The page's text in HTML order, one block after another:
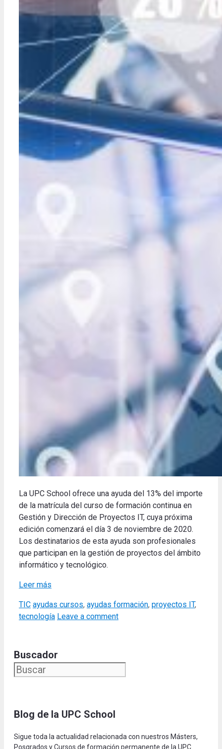
La UPC School ofrece una ayuda del 13% del importe
de la matrícula del curso de formación continua en
Gestión y Dirección de Proyectos IT, cuya próxima
edición comenzará el día 3 de noviembre de 2020.
Los destinatarios de esta ayuda son profesionales
que participan en la gestión de proyectos del ámbito
informático y tecnológico.
Leer más
Categories
TIC Tags
ayudas cursos, ayudas formación, proyectos IT,
tecnología Leave a comment
Buscador
Blog de la UPC School
Sigue toda la actualidad relacionada con nuestros Másters,
Posgrados y Cursos de formación permanente de la UPC.